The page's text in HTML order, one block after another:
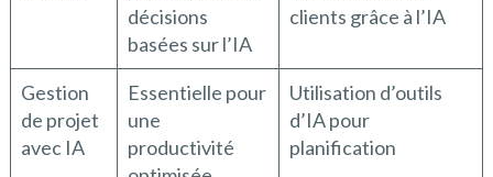
décisions
basées sur l’IA
clients grâce à l’IA
Gestion
de projet
avec IA
Essentielle pour
une
productivité
Utilisation d’outils
d’IA pour
planification